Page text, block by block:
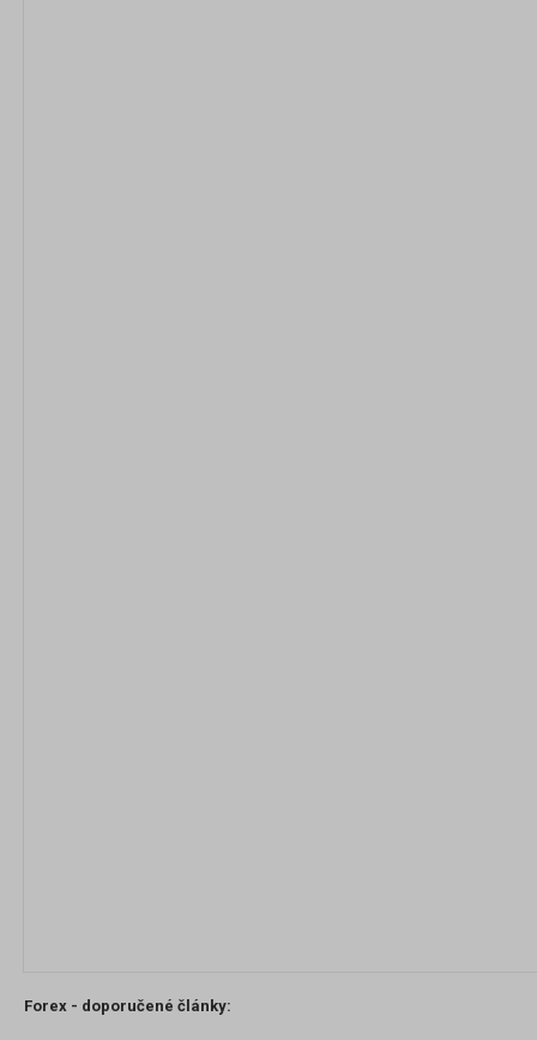
Forex - doporučené články: